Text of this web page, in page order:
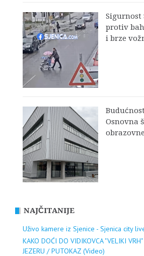
Sigurnost
protiv
i brze
Osnovna
NAJČITANIJE
Uživo kamere iz Sjenice - Sjenica city
KAKO DOĆI DO VIDIKOVCA "VELIKI VRH"
JEZERU / PUTOKAZ (Video)